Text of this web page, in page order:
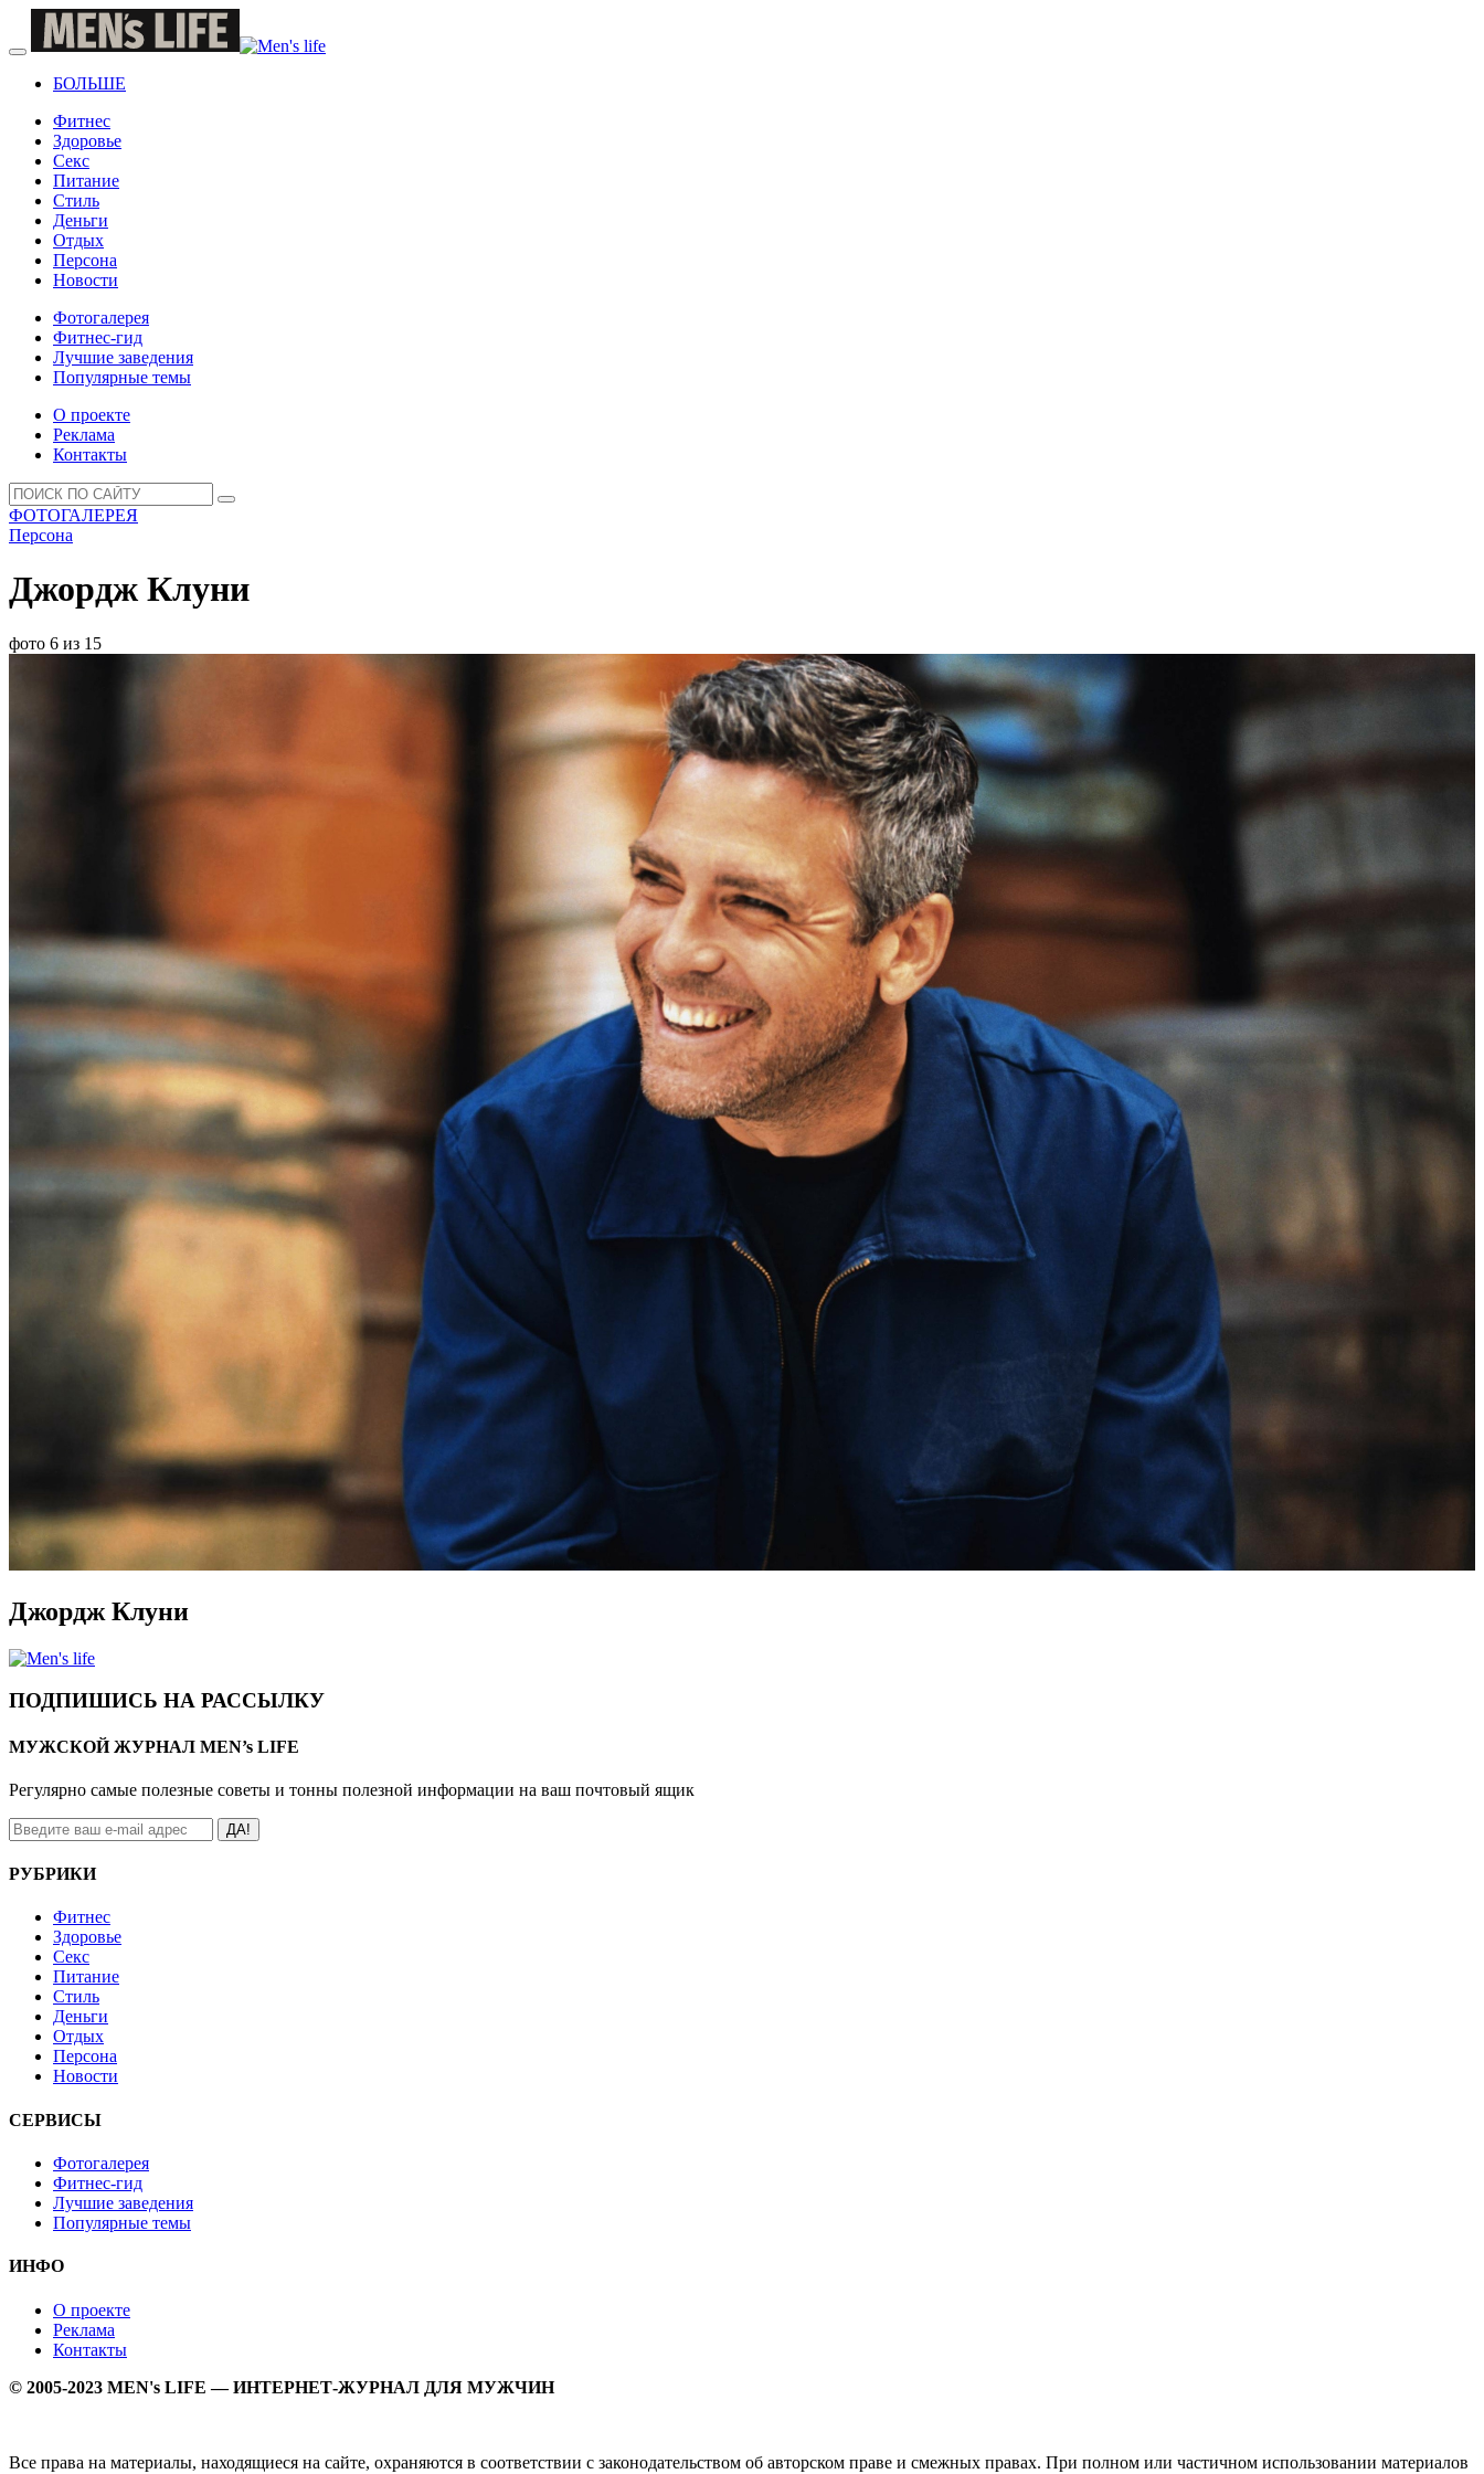
БОЛЬШЕ
Фитнес
Здоровье
Секс
Питание
Стиль
Деньги
Отдых
Персона
Новости
Фотогалерея
Фитнес-гид
Лучшие заведения
Популярные темы
О проекте
Реклама
Контакты
ФОТОГАЛЕРЕЯ
Персона
Джордж Клуни
фото 6 из 15
Джордж Клуни
ПОДПИШИСЬ НА РАССЫЛКУ
МУЖСКОЙ ЖУРНАЛ MEN’s LIFE
Регулярно самые полезные советы и тонны полезной информации на ваш почтовый ящик
ДА!
РУБРИКИ
Фитнес
Здоровье
Секс
Питание
Стиль
Деньги
Отдых
Персона
Новости
СЕРВИСЫ
Фотогалерея
Фитнес-гид
Лучшие заведения
Популярные темы
ИНФО
О проекте
Реклама
Контакты
© 2005-2023 MEN's LIFE — ИНТЕРНЕТ-ЖУРНАЛ ДЛЯ МУЖЧИН
Все права на материалы, находящиеся на сайте, охраняются в соответствии с законодательством об авторском праве и смежных правах. При полном или частичном использовании материалов